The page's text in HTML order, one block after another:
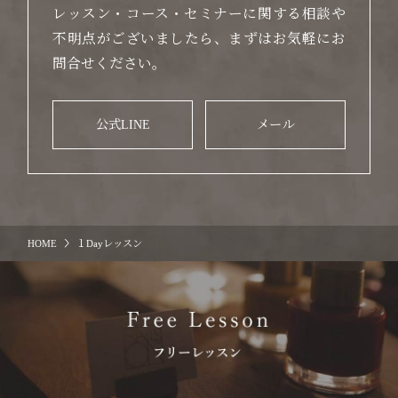
レッスン・コース・セミナーに関する相談や
不明点がございましたら、まずはお気軽にお
問合せください。
公式LINE メール
HOME １Dayレッスン